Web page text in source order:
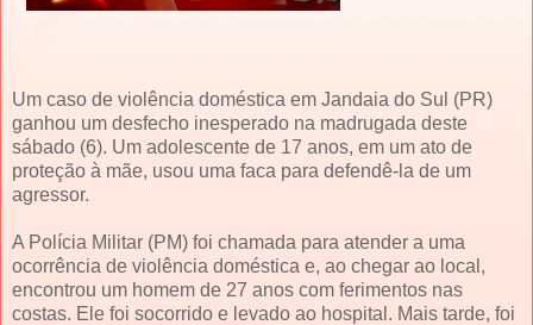
Um caso de violência doméstica em Jandaia do Sul (PR)
ganhou um desfecho inesperado na madrugada deste
sábado (6). Um adolescente de 17 anos, em um ato de
proteção à mãe, usou uma faca para defendê-la de um
agressor.
A Polícia Militar (PM) foi chamada para atender a uma
ocorrência de violência doméstica e, ao chegar ao local,
encontrou um homem de 27 anos com ferimentos nas
costas. Ele foi socorrido e levado ao hospital. Mais tarde, foi